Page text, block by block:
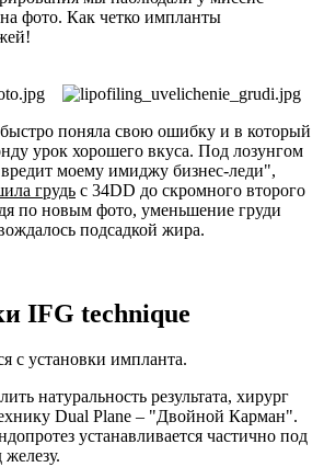
фото. Как четко импланты
поняла свою ошибку и в который
урок хорошего вкуса. Под лозунгом
моему имиджу бизнес-леди",
грудь с 34DD до скромного второго
по новым фото, уменьшение груди
подсадкой жира.
IFG technique
с установки импланта.
натуральность результата, хирург
Dual Plane – "Двойной Карман".
устанавливается частично под